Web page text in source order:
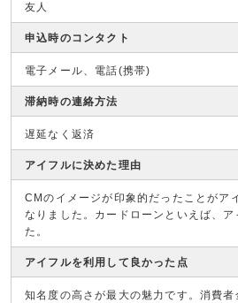
友人
申込時のコンタクト
電子メール、電話(携帯)
滞納時の連絡方法
遅延なく返済
アイフルに決めた理由
CMのイメージが印象的だったことがア
なりました。カードローンといえば、
た。
アイフルを利用して良かった点
知名度の高さが最大の魅力です。消費